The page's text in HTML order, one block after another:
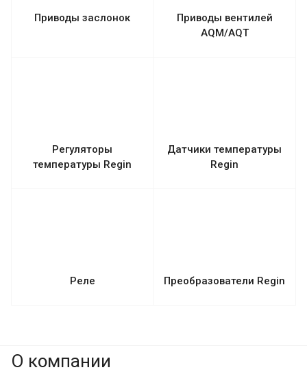
Приводы заслонок
Приводы вентилей
AQM/AQT
Регуляторы
температуры Regin
Датчики температуры
Regin
Реле Преобразователи Regin
О компании